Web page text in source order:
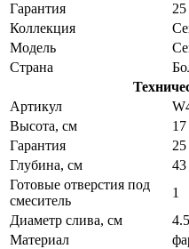
Гарантия
25
Коллекция
Модель
Страна
Артикул
Высота, см
17
Гарантия
25
Глубина, см
43
Готовые отверстия под
смеситель
1
Диаметр слива, см
4.5
Материал